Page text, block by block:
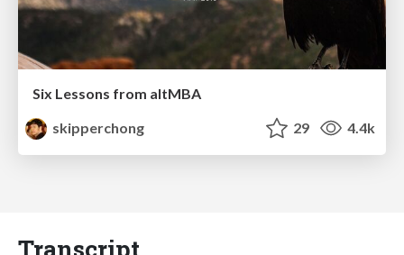
Six Lessons from altMBA
skipperchong
29 4.4k
Transcript